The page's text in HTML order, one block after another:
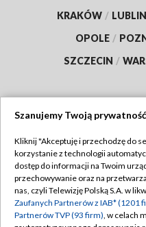
KRAKÓW / LUBLIN
OPOLE /
SZCZECIN /
Abonament TVP
Emisja w TVP
Centrum informacji TVP
Szanujemy Twoją prywatność
Kliknij "Akceptuję i przechodzę do
korzystanie z technologii
dostęp do informacji na Twoim
przechowywanie oraz na
nas, czyli Telewizję Polską S.A. w
Zaufanych Partnerów z IAB* (1201
Partnerów TVP (93 firm), w celach